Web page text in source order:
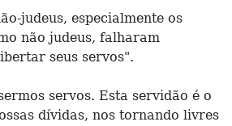
judeus, especialmente os
não judeus, falharam
seus servos".
servos. Esta servidão é o
dívidas, nos tornando livres